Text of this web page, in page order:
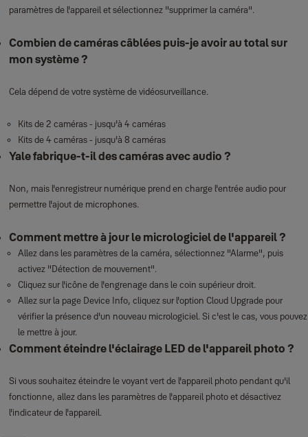
paramètres de l'appareil et sélectionnez "supprimer la caméra".
Combien de caméras câblées puis-je avoir au total sur
mon système ?
Cela dépend de votre système de vidéosurveillance.
Kits de 2 caméras - jusqu'à 4 caméras
Kits de 4 caméras - jusqu'à 8 caméras
Yale fabrique-t-il des caméras avec audio ?
Non, mais l'enregistreur numérique prend en charge l'entrée audio pour
permettre l'ajout de microphones.
Comment mettre à jour le micrologiciel de l'appareil ?
Allez dans les paramètres de la caméra, sélectionnez "Alarme", puis
activez "Détection de mouvement".
Cliquez sur l'icône de l'engrenage dans le coin supérieur droit.
Allez sur la page Device Info, cliquez sur l'option Cloud Upgrade pour
vérifier la présence d'un nouveau micrologiciel. Si c'est le cas, vous pouvez
le mettre à jour.
Comment éteindre l'éclairage LED de l'appareil photo ?
Si vous souhaitez éteindre le voyant vert de l'appareil photo pendant qu'il
fonctionne, allez dans les paramètres de l'appareil photo et désactivez
l'indicateur de l'appareil.